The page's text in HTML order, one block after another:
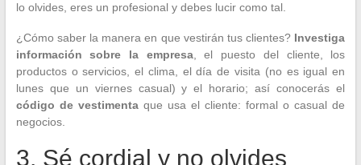
lo olvides, eres un profesional y debes lucir como tal.
¿Cómo saber la manera en que vestirán tus clientes? Investiga
información sobre la empresa, el puesto del cliente, los
productos o servicios, el clima, el día de visita (no es igual en
lunes que un viernes casual) y el horario; así conocerás el
código de vestimentaque usa el cliente: formal o casual de
negocios.
3. Sé cordial y no olvides